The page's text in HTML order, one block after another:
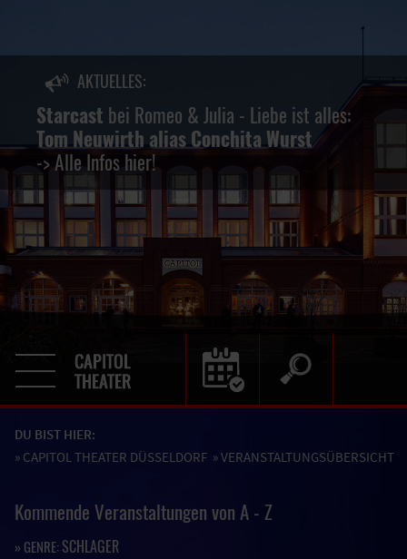
AKTUELLES:
Starcast bei Romeo & Julia - Liebe ist alles:
Tom Neuwirth alias Conchita Wurst
-> Alle Infos hier!
DU BIST HIER:
» CAPITOL THEATER DÜSSELDORF » VERANSTALTUNGSÜBERSICHT
Kommende Veranstaltungen von A - Z
» GENRE:SCHLAGER